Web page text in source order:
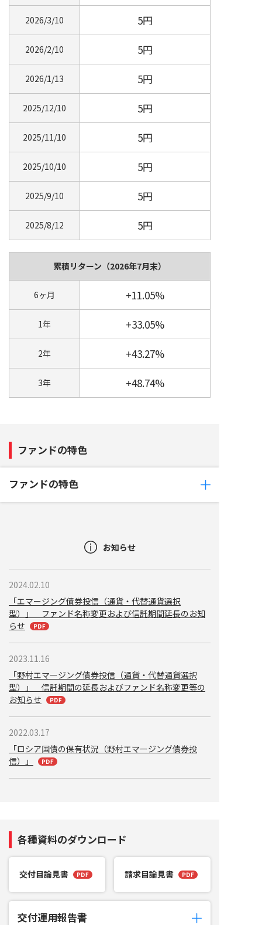
2026/3/10 5円
2026/2/10 5円
2026/1/13 5円
2025/12/10 5円
2025/11/10 5円
2025/10/10 5円
2025/9/10 5円
2025/8/12 5円
累積リターン （2026年7月末）
6ヶ月 +11.05%
1年 +33.05%
2年 +43.27%
3年 +48.74%
ファンドの特色
ファンドの特色
お知らせ
2024.02.10
「エマージング債券投信（通貨・代替通貨選択
型）」 ファンド名称変更および信託期間延長のお知
らせ
2023.11.16
「野村エマージング債券投信（通貨・代替通貨選択
型）」 信託期間の延長およびファンド名称変更等の
お知らせ
2022.03.17
「ロシア国債の保有状況（野村エマージング債券投
信）」
各種資料のダウンロード
交付目論見書 請求目論見書
交付運用報告書